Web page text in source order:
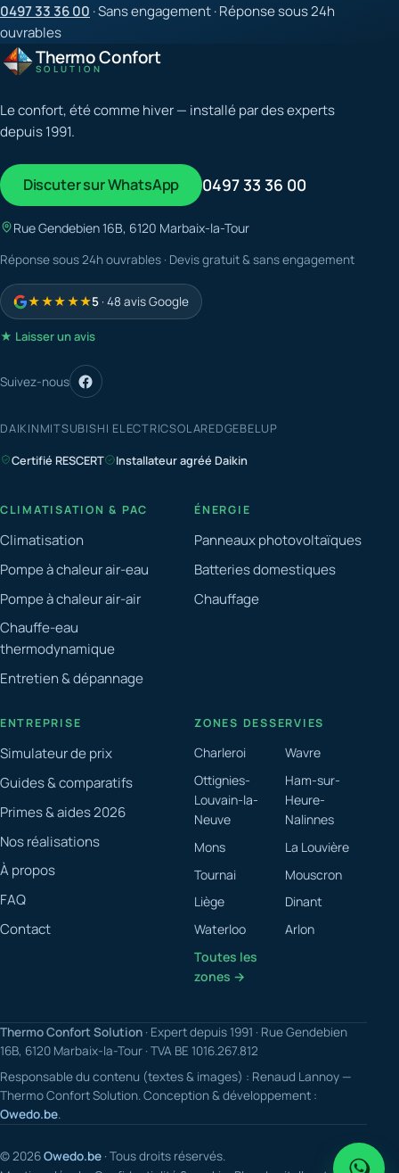
0497 33 36 00 · Sans engagement · Réponse sous 24h
ouvrables
Thermo Confort
SOLUTION
Le confort, été comme hiver — installé par des experts
depuis 1991.
Discuter sur WhatsApp 0497 33 36 00
Rue Gendebien 16B, 6120 Marbaix-la-Tour
Réponse sous 24h ouvrables · Devis gratuit & sans engagement
★★★★★5 · 48 avis Google
★ Laisser un avis
Suivez-nous
DAIKINMITSUBISHI ELECTRICSOLAREDGEBELUP
Certifié RESCERT
Installateur agréé Daikin
CLIMATISATION & PAC
Climatisation
Pompe à chaleur air-eau
Pompe à chaleur air-air
Chauffe-eau
thermodynamique
Entretien & dépannage
ÉNERGIE
Panneaux photovoltaïques
Batteries domestiques
Chauffage
ENTREPRISE
Simulateur de prix
Guides & comparatifs
Primes & aides 2026
Nos réalisations
À propos
FAQ
Contact
ZONES DESSERVIES
Charleroi
Wavre
Ottignies-
Louvain-la-
Neuve
Ham-sur-
Heure-
Nalinnes
Mons
La Louvière
Tournai
Mouscron
Liège
Dinant
Waterloo
Arlon
Toutes les
zones →
Thermo Confort Solution · Expert depuis 1991 · Rue Gendebien
16B, 6120 Marbaix-la-Tour · TVA BE 1016.267.812
Responsable du contenu (textes & images) : Renaud Lannoy —
Thermo Confort Solution. Conception & développement :
Owedo.be.
© 2026Owedo.be · Tous droits réservés.